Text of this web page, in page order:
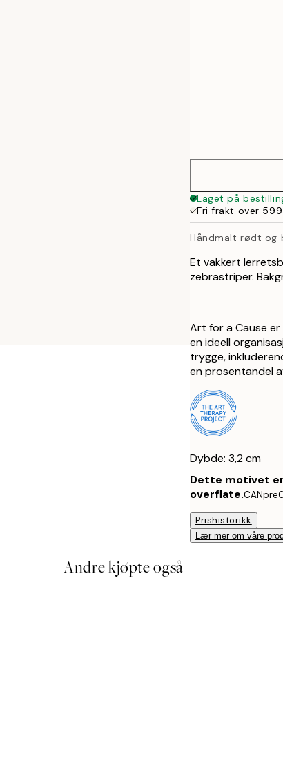
Laget på
Fri frakt over
Håndmalt rødt og
Et vakkert
zebrastriper.
Art for a Cause
en ideell
trygge,
en prosentandel
Dybde: 3,2 cm
Dette motivet
overflate.
Prishistorikk
Lær mer om våre
Andre kjøpte også